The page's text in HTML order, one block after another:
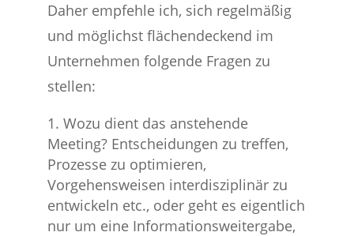
Daher empfehle ich, sich regelmäßig
und möglichst flächendeckend im
Unternehmen folgende Fragen zu
stellen:
Wozu dient das anstehende
Meeting? Entscheidungen zu treffen,
Prozesse zu optimieren,
Vorgehensweisen interdisziplinär zu
entwickeln etc., oder geht es eigentlich
nur um eine Informationsweitergabe,